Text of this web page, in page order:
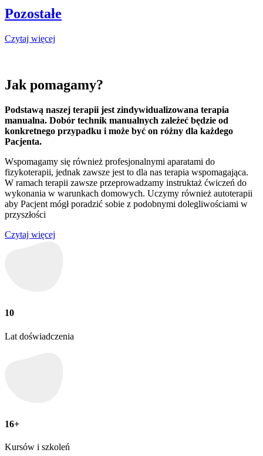
Pozostałe
Czytaj więcej
Jak pomagamy?
Podstawą naszej terapii jest zindywidualizowana terapia
manualna. Dobór technik manualnych zależeć będzie od
konkretnego przypadku i może być on różny dla każdego
Pacjenta.
Wspomagamy się również profesjonalnymi aparatami do
fizykoterapii, jednak zawsze jest to dla nas terapia wspomagająca.
W ramach terapii zawsze przeprowadzamy instruktaż ćwiczeń do
wykonania w warunkach domowych. Uczymy również autoterapii
aby Pacjent mógł poradzić sobie z podobnymi dolegliwościami w
przyszłości
Czytaj więcej
10
Lat doświadczenia
16+
Kursów i szkoleń